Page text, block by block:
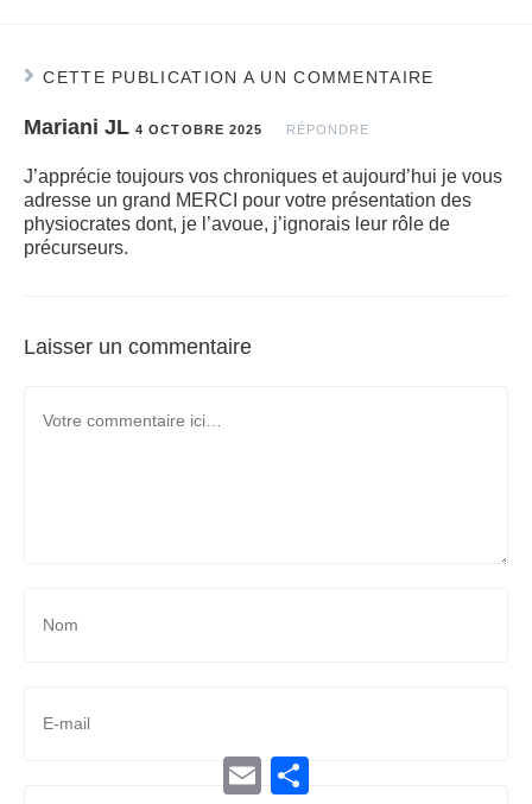
CETTE PUBLICATION A UN COMMENTAIRE
Mariani JL 4 OCTOBRE 2025 RÉPONDRE
J’apprécie toujours vos chroniques et aujourd’hui je vous
adresse un grand MERCI pour votre présentation des
physiocrates dont, je l’avoue, j’ignorais leur rôle de
précurseurs.
Laisser un commentaire
E